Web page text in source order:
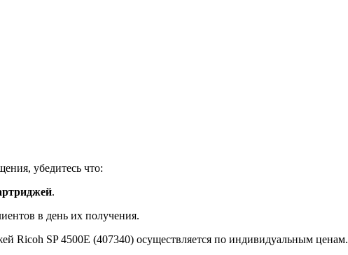
убедитесь что:
.
в день их получения.
Ricoh SP 4500E (407340) осуществляется по индивидуальным ценам.